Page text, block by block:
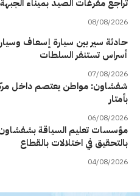
تراجع مفرغات الصيد بميناء الجبهة
08/08/2026
حادثة سير بين سيارة إسعاف
أسراس تستنفر السلطات
07/08/2026
شفشاون: مواطن يعتصم داخل
بأمتار
06/08/2026
مؤسسات تعليم السياقة
بالتحقيق في اختلالات بالقطاع
04/08/2026